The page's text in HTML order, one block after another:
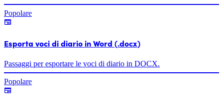
Popolare
Esporta voci di diario in Word (.docx)
Passaggi per esportare le voci di diario in DOCX.
Popolare